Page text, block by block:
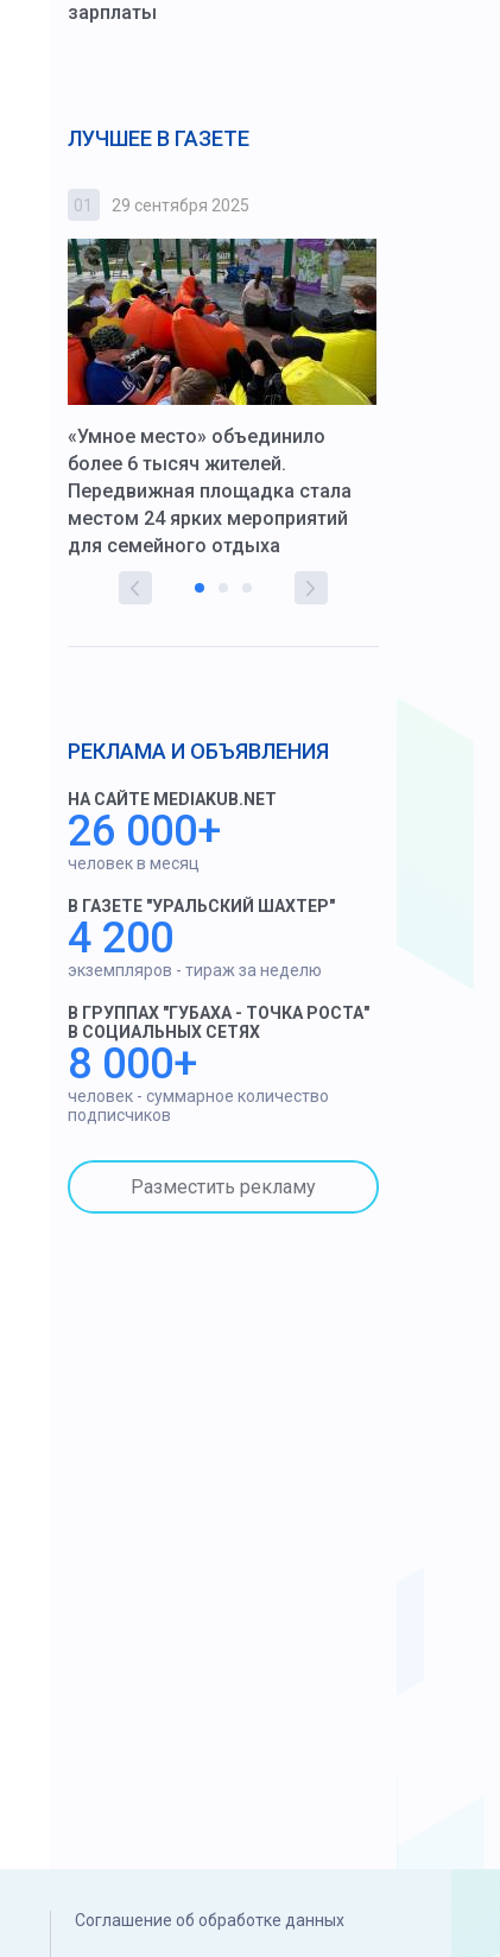
зарплаты
ЛУЧШЕЕ В ГАЗЕТЕ
со
01 29 сентября 2025
«Умное место» объединило
более 6 тысяч жителей.
Передвижная площадка стала
местом 24 ярких мероприятий
для семейного отдыха
РЕКЛАМА И ОБЪЯВЛЕНИЯ
НА САЙТЕ MEDIAKUB.NET
26 000+
человек в месяц
В ГАЗЕТЕ "УРАЛЬСКИЙ ШАХТЕР"
4 200
экземпляров - тираж за неделю
В ГРУППАХ "ГУБАХА - ТОЧКА РОСТА"
В СОЦИАЛЬНЫХ СЕТЯХ
8 000+
человек - суммарное количество
подписчиков
Разместить рекламу
Соглашение об обработке данных